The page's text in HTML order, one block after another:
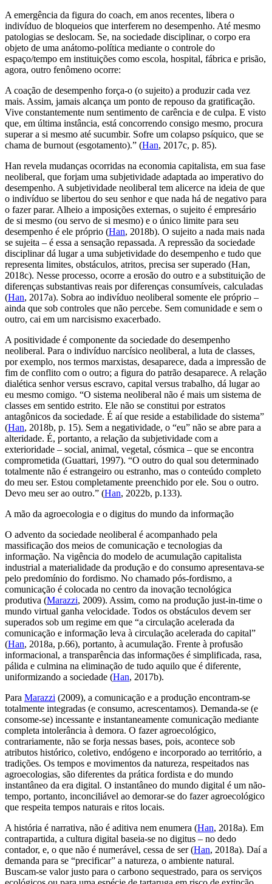
A emergência da figura do coach, em anos recentes, libera o
indivíduo de bloqueios que interferem no desempenho. Até mesmo
patologias se deslocam. Se, na sociedade disciplinar, o corpo era
objeto de uma anátomo-política mediante o controle do
espaço/tempo em instituições como escola, hospital, fábrica e prisão,
agora, outro fenômeno ocorre:
A coação de desempenho força-o (o sujeito) a produzir cada vez
mais. Assim, jamais alcança um ponto de repouso da gratificação.
Vive constantemente num sentimento de carência e de culpa. E visto
que, em última instância, está concorrendo consigo mesmo, procura
superar a si mesmo até sucumbir. Sofre um colapso psíquico, que se
chama de burnout (esgotamento).” (Han, 2017c, p. 85).
Han revela mudanças ocorridas na economia capitalista, em sua fase
neoliberal, que forjam uma subjetividade adaptada ao imperativo do
desempenho. A subjetividade neoliberal tem alicerce na ideia de que
o indivíduo se libertou do seu senhor e que nada há de negativo para
o fazer parar. Alheio a imposições externas, o sujeito é empresário
de si mesmo (ou servo de si mesmo) e o único limite para seu
desempenho é ele próprio (Han, 2018b). O sujeito a nada mais nada
se sujeita – é essa a sensação repassada. A repressão da sociedade
disciplinar dá lugar a uma subjetividade do desempenho e tudo que
representa limites, obstáculos, atritos, precisa ser superado (Han,
2018c). Nesse processo, ocorre a erosão do outro e a substituição de
diferenças substantivas reais por diferenças consumíveis, calculadas
(Han, 2017a). Sobra ao indivíduo neoliberal somente ele próprio –
ainda que sob controles que não percebe. Sem comunidade e sem o
outro, cai em um narcisismo exacerbado.
A positividade é componente da sociedade do desempenho
neoliberal. Para o indivíduo narcísico neoliberal, a luta de classes,
por exemplo, nos termos marxistas, desaparece, dada a impressão de
fim de conflito com o outro; a figura do patrão desaparece. A relação
dialética senhor versus escravo, capital versus trabalho, dá lugar ao
eu mesmo comigo. “O sistema neoliberal não é mais um sistema de
classes em sentido estrito. Ele não se constitui por estratos
antagônicos da sociedade. É aí que reside a estabilidade do sistema”
(Han, 2018b, p. 15). Sem a negatividade, o “eu” não se abre para a
alteridade. É, portanto, a relação da subjetividade com a
exterioridade – social, animal, vegetal, cósmica – que se encontra
comprometida (Guattari, 1997). “O outro do qual sou determinado
totalmente não é estrangeiro ou estranho, mas o conteúdo completo
do meu ser. Estou completamente preenchido por ele. Sou o outro.
Devo meu ser ao outro.” (Han, 2022b, p.133).
A mão da agroecologia e o digitus do mundo da informação
O advento da sociedade neoliberal é acompanhado pela
massificação dos meios de comunicação e tecnologias da
informação. Na vigência do modelo de acumulação capitalista
industrial a materialidade da produção e do consumo apresentava-se
pelo predomínio do fordismo. No chamado pós-fordismo, a
comunicação é colocada no centro da inovação tecnológica
produtiva (Marazzi, 2009). Assim, como na produção just-in-time o
mundo virtual ganha velocidade. Todos os obstáculos devem ser
superados sob um regime em que “a circulação acelerada da
comunicação e informação leva à circulação acelerada do capital”
(Han, 2018a, p.66), portanto, à acumulação. Frente à profusão
informacional, a transparência das informações é simplificada, rasa,
pálida e culmina na eliminação de tudo aquilo que é diferente,
uniformizando a sociedade (Han, 2017b).
Para Marazzi (2009), a comunicação e a produção encontram-se
totalmente integradas (e consumo, acrescentamos). Demanda-se (e
consome-se) incessante e instantaneamente comunicação mediante
completa intolerância à demora. O fazer agroecológico,
contrariamente, não se forja nessas bases, pois, acontece sob
atributos histórico, coletivo, endógeno e incorporado ao território, a
tradições. Os tempos e movimentos da natureza, respeitados nas
agroecologias, são diferentes da prática fordista e do mundo
instantâneo da era digital. O instantâneo do mundo digital é um não-
tempo, portanto, inconciliável ao demorar-se do fazer agroecológico
que respeita tempos naturais e ritos locais.
A história é narrativa, não é aditiva nem enumera (Han, 2018a). Em
contrapartida, a cultura digital baseia-se no digitus – no dedo
contador, e, o que não é numerável, cessa de ser(Han, 2018a). Daí a
demanda para se “precificar” a natureza, o ambiente natural.
Buscam-se valor justo para o carbono sequestrado, para os serviços